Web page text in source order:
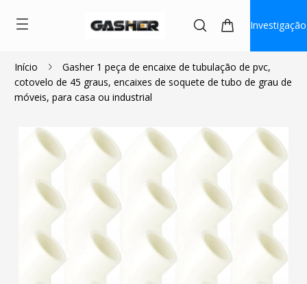
Investigação
Início
Gasher 1 peça de encaixe de tubulação de pvc,
cotovelo de 45 graus, encaixes de soquete de tubo de grau de
móveis, para casa ou industrial
$0.80 $0.72